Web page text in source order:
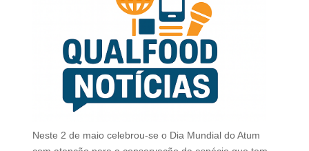
Neste 2 de maio celebrou-se o Dia Mundial do Atum